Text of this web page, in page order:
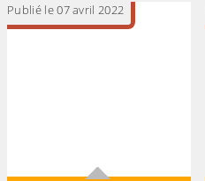
Publié le 07 avril 2022